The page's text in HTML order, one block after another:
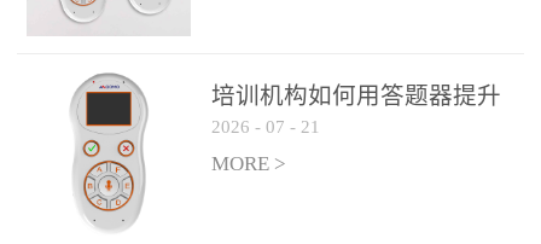
身，而非技术操作。多元
热情QVote 提供了丰富的
互动功能矩阵，满足不同
学科、不同教学目标的互
动需求：即时答题：支持
单选题、多选题、判断题
培训机构如何用答题器提升
学生专注度
2026 - 07 - 21
MORE >